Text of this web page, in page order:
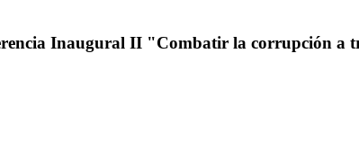
Inaugural II "Combatir la corrupción a